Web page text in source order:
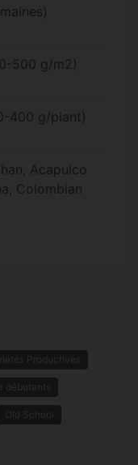
500 g/m2)
400 g/plant)
Acapulco
Colombian
Productives
débutants
Old School